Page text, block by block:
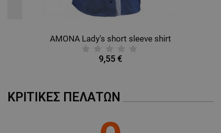
AMONA Lady's short sleeve shirt
9,55 €
ΚΡΙΤΙΚΈΣ ΠΕΛΑΤΏΝ